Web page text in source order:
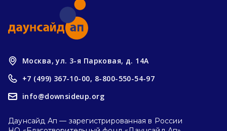
Москва, ул. 3-я Парковая, д. 14А
+7 (499) 367-10-00, 8-800-550-54-97
info@downsideup.org
Даунсайд Ап — зарегистрированная в России